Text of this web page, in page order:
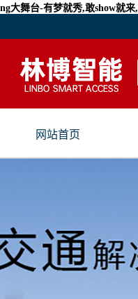
ng大舞台-有梦就秀,敢show就
网站首页